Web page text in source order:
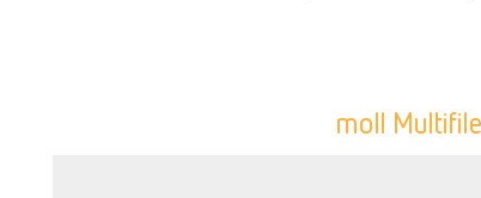
moll Multifile